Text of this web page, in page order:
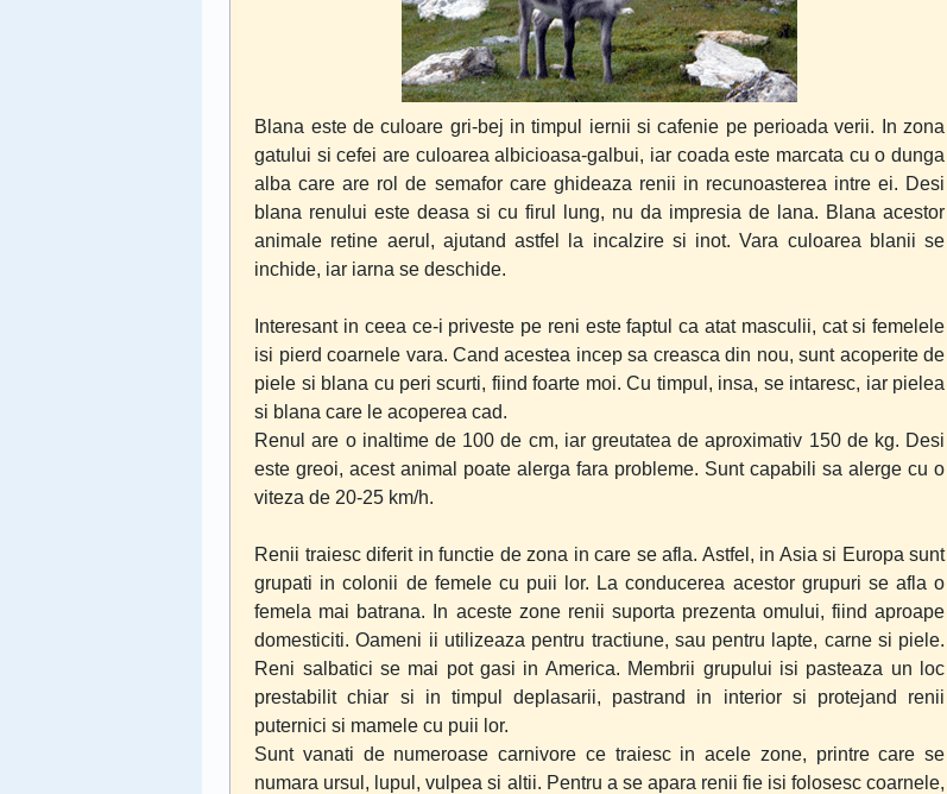
Blana este de culoare gri-bej in timpul iernii si cafenie pe perioada verii. In zona
gatului si cefei are culoarea albicioasa-galbui, iar coada este marcata cu o dunga
alba care are rol de semafor care ghideaza renii in recunoasterea intre ei. Desi
blana renului este deasa si cu firul lung, nu da impresia de lana. Blana acestor
animale retine aerul, ajutand astfel la incalzire si inot. Vara culoarea blanii se
inchide, iar iarna se deschide.
Interesant in ceea ce-i priveste pe reni este faptul ca atat masculii, cat si femelele
isi pierd coarnele vara. Cand acestea incep sa creasca din nou, sunt acoperite de
piele si blana cu peri scurti, fiind foarte moi. Cu timpul, insa, se intaresc, iar pielea
si blana care le acoperea cad.
Renul are o inaltime de 100 de cm, iar greutatea de aproximativ 150 de kg. Desi
este greoi, acest animal poate alerga fara probleme. Sunt capabili sa alerge cu o
viteza de 20-25 km/h.
Renii traiesc diferit in functie de zona in care se afla. Astfel, in Asia si Europa sunt
grupati in colonii de femele cu puii lor. La conducerea acestor grupuri se afla o
femela mai batrana. In aceste zone renii suporta prezenta omului, fiind aproape
domesticiti. Oameni ii utilizeaza pentru tractiune, sau pentru lapte, carne si piele.
Reni salbatici se mai pot gasi in America. Membrii grupului isi pasteaza un loc
prestabilit chiar si in timpul deplasarii, pastrand in interior si protejand renii
puternici si mamele cu puii lor.
Sunt vanati de numeroase carnivore ce traiesc in acele zone, printre care se
numara ursul, lupul, vulpea si altii. Pentru a se apara renii fie isi folosesc coarnele,